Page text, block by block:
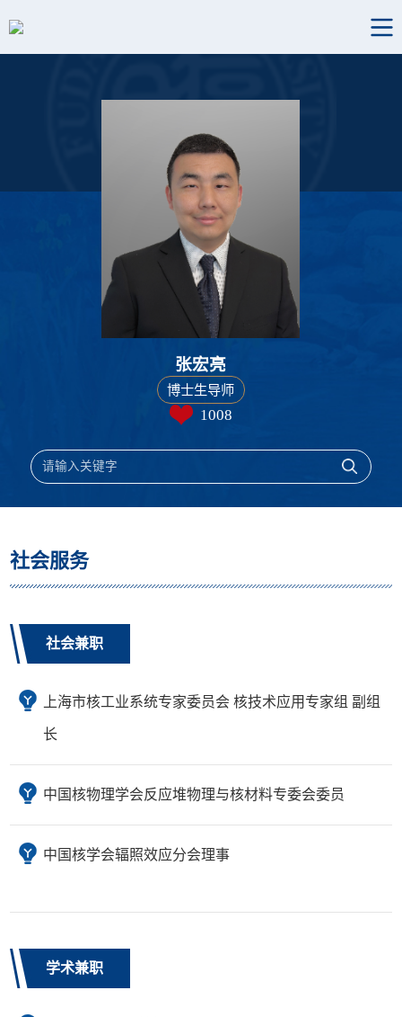
张宏亮
博士生导师
1008
社会服务
社会兼职
上海市核工业系统专家委员会 核技术应用专家组 副组
长
中国核物理学会反应堆物理与核材料专委会委员
中国核学会辐照效应分会理事
学术兼职